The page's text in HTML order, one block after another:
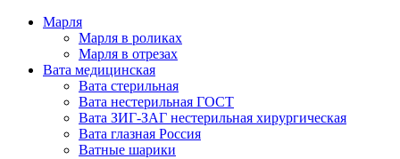
Марля
Марля в роликах
Марля в отрезах
Вата медицинская
Вата стерильная
Вата нестерильная ГОСТ
Вата ЗИГ-ЗАГ нестерильная хирургическая
Вата глазная Россия
Ватные шарики